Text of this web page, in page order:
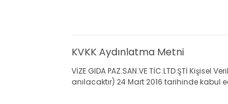
KVKK Aydınlatma Metni
VİZE GIDA PAZ.SAN.VE TİC.LTD.ŞTİ
anılacaktır) 24 Mart 2016 tarihinde kabul